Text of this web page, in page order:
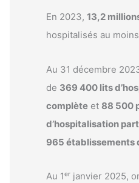
En 2023, 13,2
hospitalisés au
Au 31 décembre
de 369 400 lits
complète et 88 500
d’hospitalisation
965 établissements
Au 1ᵉʳ janvier 2025,